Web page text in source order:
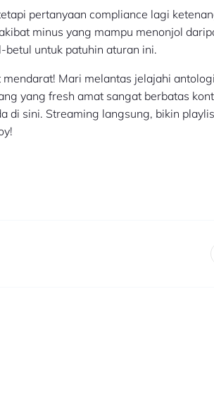
pertanyaan compliance lagi
minus yang mampu menonjol
untuk patuhin aturan ini.
Mari melantas jelajahi antologi
yang fresh amat sangat berbatas
di sini. Streaming langsung, bikin